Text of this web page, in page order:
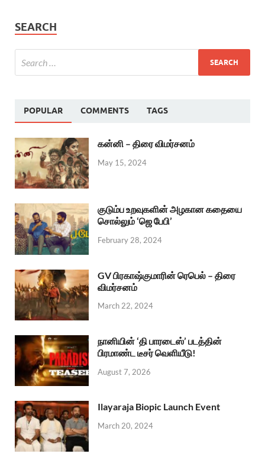
SEARCH
POPULAR COMMENTS TAGS
கன்னி – திரை விமர்சனம்
May 15, 2024
குடும்ப உறவுகளின் அழகான கதையை
சொல்லும் ‘ஜெ பேபி’
February 28, 2024
GV பிரகாஷ்குமாரின் ரெபெல் – திரை
விமர்சனம்
March 22, 2024
நானியின் ‘தி பாரடைஸ்’ படத்தின்
பிரமாண்ட டீசர் வெளியீடு!
August 7, 2026
Ilayaraja Biopic Launch Event
March 20, 2024